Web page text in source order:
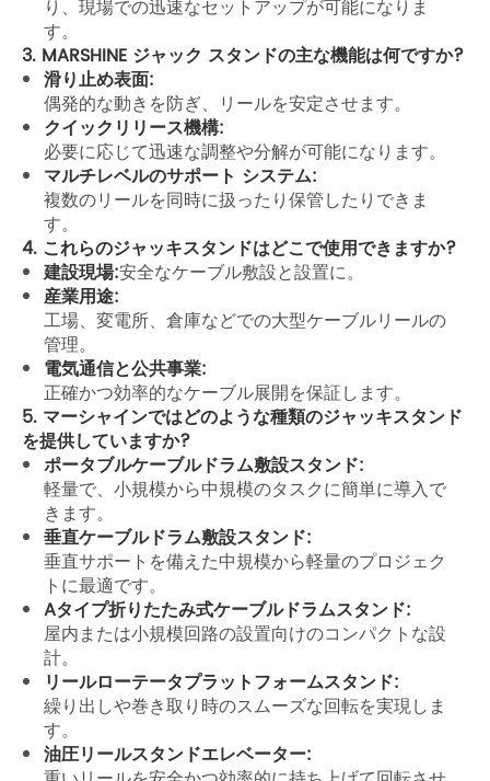
り、現場での迅速なセットアップが可能になりま
す。
3. MARSHINE ジャック スタンドの主な機能は何ですか?
滑り止め表面:
偶発的な動きを防ぎ、リールを安定させます。
クイックリリース機構:
必要に応じて迅速な調整や分解が可能になります。
マルチレベルのサポート システム:
複数のリールを同時に扱ったり保管したりできま
す。
4. これらのジャッキスタンドはどこで使用できますか?
建設現場:安全なケーブル敷設と設置に。
産業用途:
工場、変電所、倉庫などでの大型ケーブルリールの
管理。
電気通信と公共事業:
正確かつ効率的なケーブル展開を保証します。
5. マーシャインではどのような種類のジャッキスタンド
を提供していますか?
ポータブルケーブルドラム敷設スタンド:
軽量で、小規模から中規模のタスクに簡単に導入で
きます。
垂直ケーブルドラム敷設スタンド:
垂直サポートを備えた中規模から軽量のプロジェク
トに最適です。
Aタイプ折りたたみ式ケーブルドラムスタンド:
屋内または小規模回路の設置向けのコンパクトな設
計。
リールローテータプラットフォームスタンド:
繰り出しや巻き取り時のスムーズな回転を実現しま
す。
油圧リールスタンドエレベーター: